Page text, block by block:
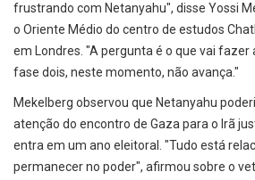
frustrando com Netanyahu", disse Yossi
o Oriente Médio do centro de estudos
em Londres. "A pergunta é o que vai fazer
fase dois, neste momento, não avança."
Mekelberg observou que Netanyahu
atenção do encontro de Gaza para o Irã
entra em um ano eleitoral. "Tudo está
permanecer no poder", afirmou sobre o